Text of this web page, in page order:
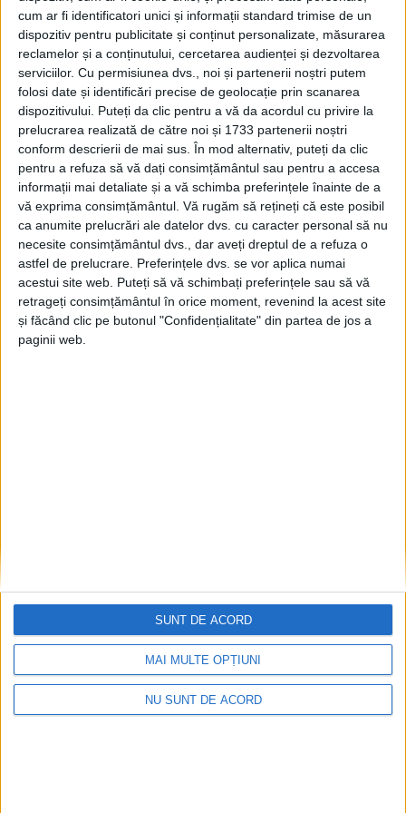
cum ar fi identificatori unici și informații standard trimise de un
dispozitiv pentru publicitate și conținut personalizate, măsurarea
reclamelor și a conținutului, cercetarea audienței și dezvoltarea
serviciilor. Cu permisiunea dvs., noi și partenerii noștri putem
folosi date și identificări precise de geolocație prin scanarea
dispozitivului. Puteți da clic pentru a vă da acordul cu privire la
prelucrarea realizată de către noi și 1733 partenerii noștri
conform descrierii de mai sus. În mod alternativ, puteți da clic
pentru a refuza să vă dați consimțământul sau pentru a accesa
informații mai detaliate și a vă schimba preferințele înainte de a
vă exprima consimțământul. Vă rugăm să rețineți că este posibil
ca anumite prelucrări ale datelor dvs. cu caracter personal să nu
necesite consimțământul dvs., dar aveți dreptul de a refuza o
astfel de prelucrare. Preferințele dvs. se vor aplica numai
acestui site web. Puteți să vă schimbați preferințele sau să vă
retrageți consimțământul în orice moment, revenind la acest site
și făcând clic pe butonul "Confidențialitate" din partea de jos a
paginii web.
MAI MULTE OPȚIUNI
NU SUNT DE ACORD
SUNT DE ACORD
potențial de creștere.
Tînărul antreprenor Radu
Bores a fost cu stand up-
paddle-ul pe apă și spune că
”ar trebui să fie un concurs
internațional de
arhitectură, care să pună în
valoare adevărata
dimensiune a locului și să
permită dezvoltarea” (Foto)
3 MAI, 2024
SOCIAL
De 1 Mai, Andrei Bacoș și alți
nouă tineri au strîns 50 de
saci cu deșeuri din Pădurea
Zamca. Pe lîngă recipiente
din plastic au fost culese și
3 MAI, 2024
POLITIC
Tînărul întreprinzător
Radu Bores, despre Vasile
Rîmbu: Am încredere că va
reuși să mobilizeze oamenii
ca să facă ceea ce trebuie